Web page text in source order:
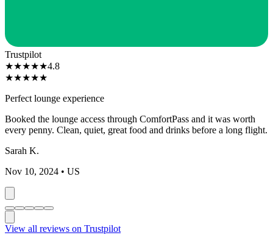
Trustpilot
★★★★★4.8
★★★★★
Perfect lounge experience
Booked the lounge access through ComfortPass and it was worth
every penny. Clean, quiet, great food and drinks before a long flight.
Sarah K.
Nov 10, 2024 • US
View all reviews on Trustpilot